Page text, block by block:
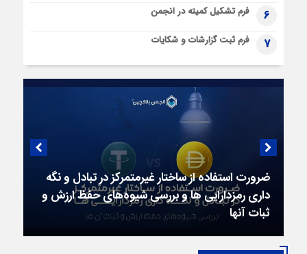
6 فرم تشکیل کمیته در انجمن
7 فرم ثبت گزارشات و شکایات
ضرورت استفاده از ساختار غیرمتمرکز در تبادل و نگه
داری رمزدارایی ها و بررسی شیوه‌‍‌های حفظ ارزش و
ثبات آنها